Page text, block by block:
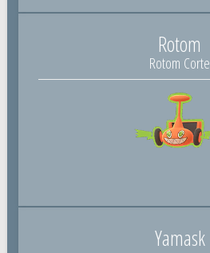
Rotom
Rotom Corte
Yamask